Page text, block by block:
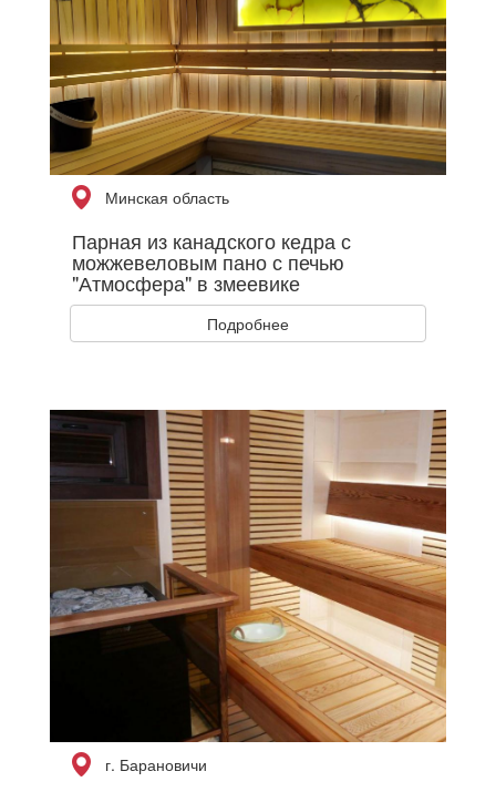
Минская область
Парная из канадского кедра с
можжевеловым пано с печью
"Атмосфера" в змеевике
Подробнее
г. Барановичи